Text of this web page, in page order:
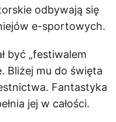
odbywają się
e-sportowych.
być „festiwalem
Bliżej mu do święta
Fantastyka
jej w całości.